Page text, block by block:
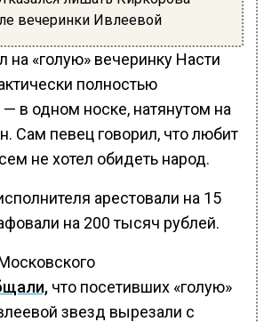
вечеринки Ивлеевой
на «голую» вечеринку Насти
полностью
в одном носке, натянутом на
Сам певец говорил, что любит
не хотел обидеть народ.
арестовали на 15
на 200 тысяч рублей.
что посетивших «голую»
звезд вырезали с